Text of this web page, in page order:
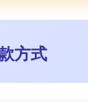
方式